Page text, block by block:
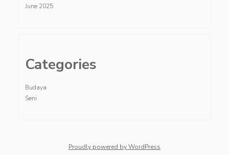
June 2025
Categories
Budaya
Seni
Proudly powered by WordPress